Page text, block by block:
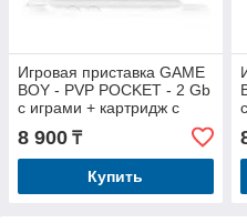
Игровая приставка GAME
BOY - PVP POCKET - 2 Gb
с играми + картридж с
играми + кабель к TV,
(серая)
8 900 ₸
Купить